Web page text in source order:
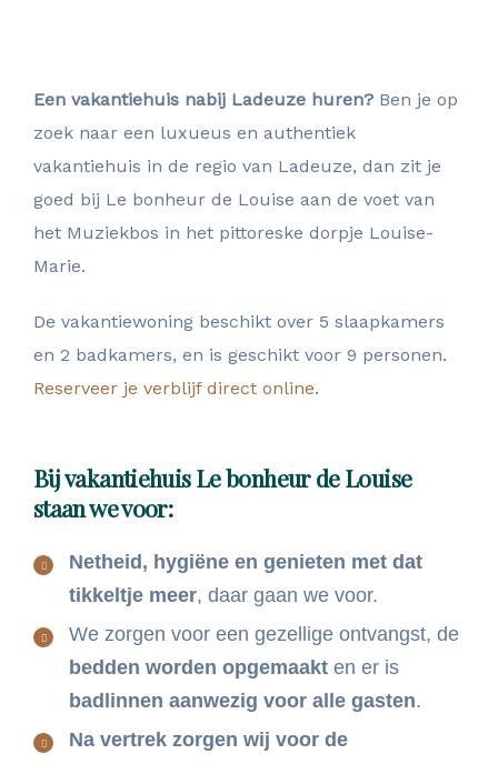
Een vakantiehuis nabij Ladeuze huren? Ben je op
zoek naar een luxueus en authentiek
vakantiehuis in de regio van Ladeuze, dan zit je
goed bij Le bonheur de Louise aan de voet van
het Muziekbos in het pittoreske dorpje Louise-
Marie.
De vakantiewoning beschikt over 5 slaapkamers
en 2 badkamers, en is geschikt voor 9 personen.
Reserveer je verblijf direct online.
Bij vakantiehuis Le bonheur de Louise
staan we voor:
Netheid, hygiëne en genieten met dat
tikkeltje meer, daar gaan we voor.
We zorgen voor een gezellige ontvangst, de
bedden worden opgemaakt en er is
badlinnen aanwezig voor alle gasten.
Na vertrek zorgen wij voor de